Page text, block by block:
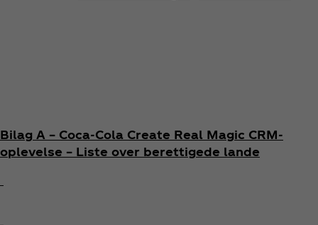
Bilag A – Coca‑Cola Create Real Magic CRM-
oplevelse – Liste over berettigede lande